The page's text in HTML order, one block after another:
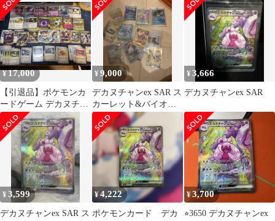
¥17,000
【引退品】ポケモンカ
ードゲーム デカヌチャ
ンexデッキ +他大量
¥9,000
デカヌチャンex SAR ス
カーレット&バイオレ
ット 拡張パック クレイ
バース…
¥3,666
デカヌチャンex SAR
¥3,599
デカヌチャンex SAR ス
¥4,222
ポケモンカード デカ
¥3,700
⭐︎3650 デカヌチャンex